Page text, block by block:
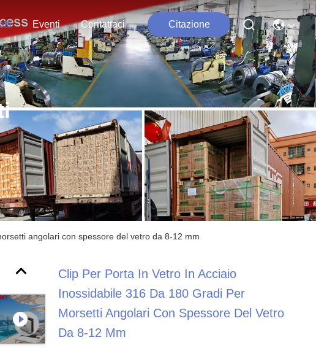
Eventi Contattaci Citazione
angolari con spessore del vetro da 8-12 mm
Clip Per Porta In Vetro In Acciaio
Inossidabile 316 Da 180 Gradi Per
Morsetti Angolari Con Spessore Del Vetro
Da 8-12 Mm